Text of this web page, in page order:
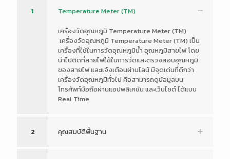
1 Temperature Meter (TM)
เครื่องวัดอุณหภูมิ Temperature Meter (TM)
เครื่องวัดอุณหภูมิ Temperature Meter (TM) เป็น
เครื่องที่ใช้ในการวัดอุณหภูมิน้ำ อุณหภูมิสายไฟ โดย
นำไปติดที่สายไฟใช้ในการวัดและตรวจสอบอุณหภูมิ
ของสายไฟ และแจ้งเตือนผ่านไลน์ มีจุดเด่นที่ดีกว่า
เครื่องวัดอุณหภูมิทั่วไป คือสามารถดูข้อมูลบน
โทรศัพท์มือถือผ่านแอปพลิเคชัน และเว็บไซต์ ได้แบบ
Real Time
2 คุณสมบัติพื้นฐาน